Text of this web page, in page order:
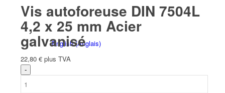
English(Anglais)
Vis autoforeuse DIN 7504L
4,2 x 25 mm Acier
galvanisé
22,80 € plus TVA